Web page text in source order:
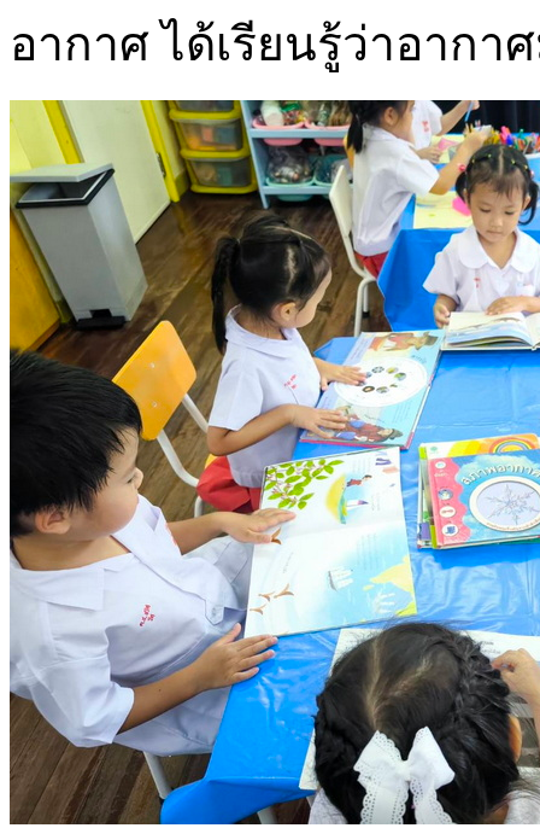
อากาศ ได้เรียนรู้ว่าอากา